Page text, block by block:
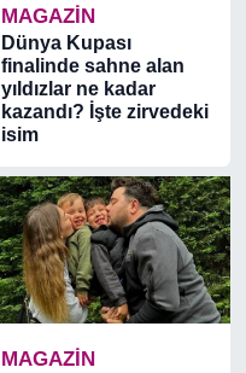
MAGAZİN
Dünya Kupası
finalinde sahne alan
yıldızlar ne kadar
kazandı? İşte zirvedeki
isim
MAGAZİN